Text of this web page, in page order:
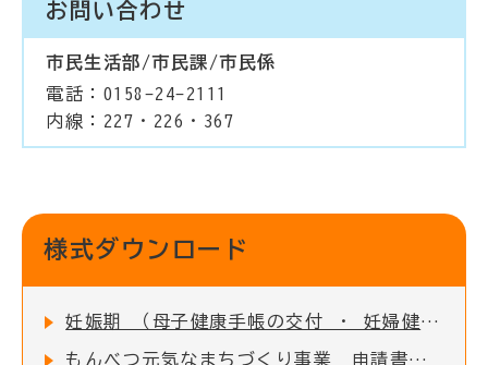
お問い合わせ
市民生活部/市民課/市民係
電話：0158-24-2111
内線：227・226・367
様式ダウンロード
妊娠期 （母子健康手帳の交付 ・ 妊婦健診の助成など）
もんべつ元気なまちづくり事業 申請書類一覧